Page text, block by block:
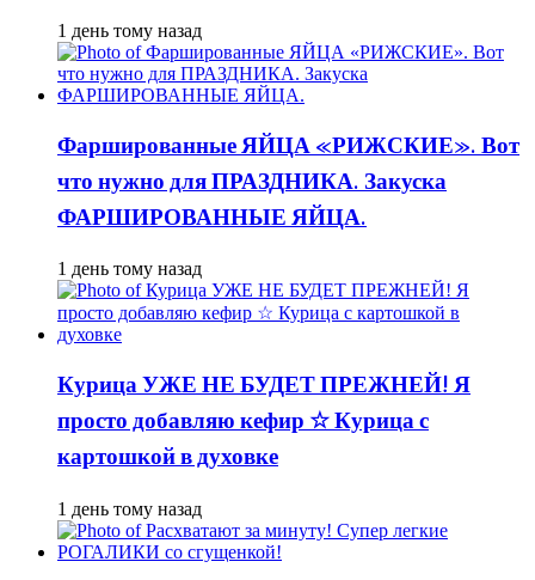
1 день тому назад
Фаршированные ЯЙЦА «РИЖСКИЕ». Вот
что нужно для ПРАЗДНИКА. Закуска
ФАРШИРОВАННЫЕ ЯЙЦА.
1 день тому назад
Курица УЖЕ НЕ БУДЕТ ПРЕЖНЕЙ! Я
просто добавляю кефир ☆ Курица с
картошкой в духовке
1 день тому назад